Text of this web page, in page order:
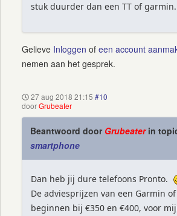
stuk duurder dan een TT of garmin.
Gelieve Inloggen of een account
nemen aan het gesprek.
27 aug 2018 21:15 #10
doorGrubeater
Beantwoord door Grubeaterin
smartphone
Dan heb jij dure telefoons Pronto.
De adviesprijzen van een Garmin of
beginnen bij €350 en €400, voor